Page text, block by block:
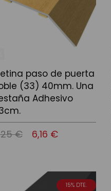
paso de puerta
(33) 40mm. Una
Adhesivo
€ 6,16 €
a la cistella
15% DTE.